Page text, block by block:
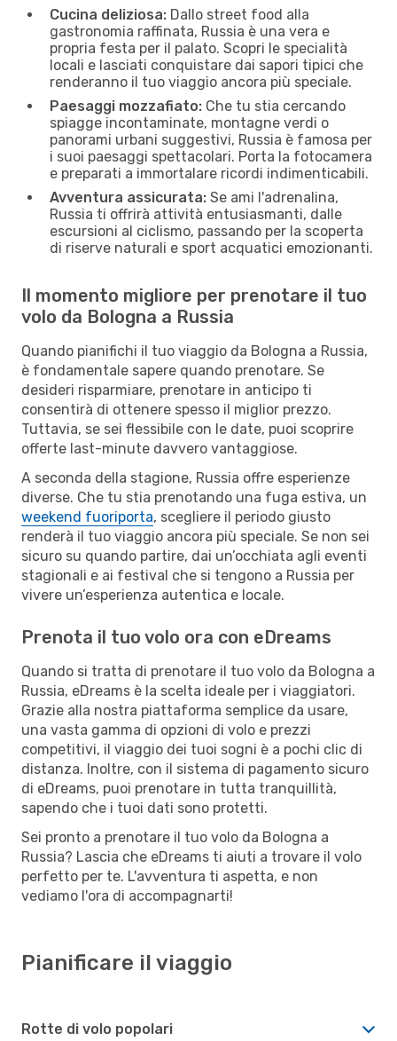
Cucina deliziosa: Dallo street food alla
gastronomia raffinata, Russia è una vera e
propria festa per il palato. Scopri le specialità
locali e lasciati conquistare dai sapori tipici che
renderanno il tuo viaggio ancora più speciale.
Paesaggi mozzafiato: Che tu stia cercando
spiagge incontaminate, montagne verdi o
panorami urbani suggestivi, Russia è famosa per
i suoi paesaggi spettacolari. Porta la fotocamera
e preparati a immortalare ricordi indimenticabili.
Avventura assicurata: Se ami l'adrenalina,
Russia ti offrirà attività entusiasmanti, dalle
escursioni al ciclismo, passando per la scoperta
di riserve naturali e sport acquatici emozionanti.
Il momento migliore per prenotare il tuo
volo da Bologna a Russia
Quando pianifichi il tuo viaggio da Bologna a Russia,
è fondamentale sapere quando prenotare. Se
desideri risparmiare, prenotare in anticipo ti
consentirà di ottenere spesso il miglior prezzo.
Tuttavia, se sei flessibile con le date, puoi scoprire
offerte last-minute davvero vantaggiose.
A seconda della stagione, Russia offre esperienze
diverse. Che tu stia prenotando una fuga estiva, un
weekend fuoriporta, scegliere il periodo giusto
renderà il tuo viaggio ancora più speciale. Se non sei
sicuro su quando partire, dai un’occhiata agli eventi
stagionali e ai festival che si tengono a Russia per
vivere un’esperienza autentica e locale.
Prenota il tuo volo ora con eDreams
Quando si tratta di prenotare il tuo volo da Bologna a
Russia, eDreams è la scelta ideale per i viaggiatori.
Grazie alla nostra piattaforma semplice da usare,
una vasta gamma di opzioni di volo e prezzi
competitivi, il viaggio dei tuoi sogni è a pochi clic di
distanza. Inoltre, con il sistema di pagamento sicuro
di eDreams, puoi prenotare in tutta tranquillità,
sapendo che i tuoi dati sono protetti.
Sei pronto a prenotare il tuo volo da Bologna a
Russia? Lascia che eDreams ti aiuti a trovare il volo
perfetto per te. L'avventura ti aspetta, e non
vediamo l'ora di accompagnarti!
Pianificare il viaggio
Rotte di volo popolari